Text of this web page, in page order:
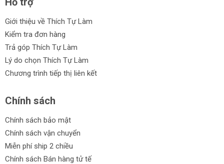
Giới thiệu về Thích Tự Làm
Kiểm tra đơn hàng
Trả góp Thích Tự Làm
Lý do chọn Thích Tự Làm
Chương trình tiếp thị liên kết
Chính sách
Chính sách bảo mật
Chính sách vận chuyển
Miễn phí ship 2 chiều
Chính sách Bán hàng tử tế